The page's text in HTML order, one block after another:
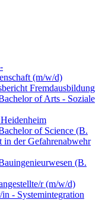
(m/w/d)
Fremdausbildung
of Arts - Soziale
of Science (B.
in der Gefahrenabwehr
(B.
r (m/w/d)
- Systemintegration